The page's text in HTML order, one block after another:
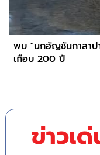
พบ "นกอัญชันกาลาป
เกือบ 200 ปี
ข่าวเ